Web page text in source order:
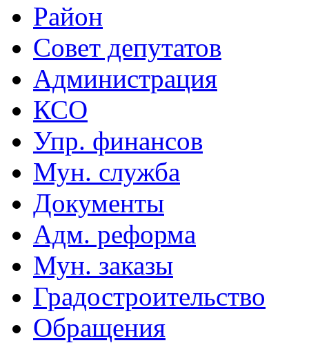
Район
Совет депутатов
Администрация
КСО
Упр. финансов
Мун. служба
Документы
Адм. реформа
Мун. заказы
Градостроительство
Обращения